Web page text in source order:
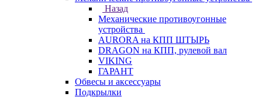
Назад
Механические противоугонные
устройства
AURORA на КПП ШТЫРЬ
DRAGON на КПП, рулевой вал
VIKING
ГАРАНТ
Обвесы и аксессуары
Подкрылки